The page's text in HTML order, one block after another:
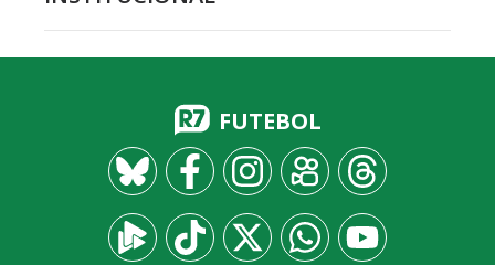
FUTEBOL